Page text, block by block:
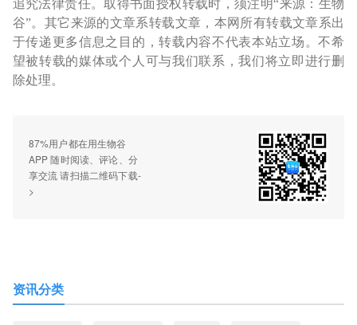
追究法律责任。取得书面授权转载时，须注明“来源：生物
谷”。其它来源的文章系转载文章，本网所有转载文章系出
于传递更多信息之目的，转载内容不代表本站立场。不希
望被转载的媒体或个人可与我们联系，我们将立即进行删
除处理。
87%用户都在用生物谷
APP 随时阅读、评论、分
享交流 请扫描二维码下载-
>
资讯分类